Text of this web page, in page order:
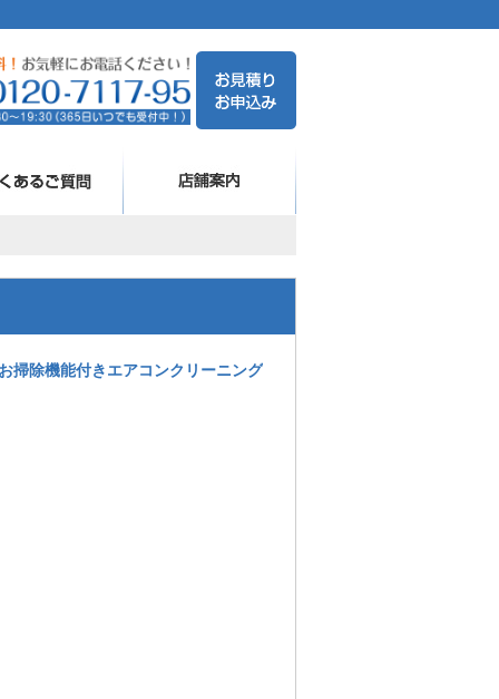
お掃除機能付きエアコンクリーニング